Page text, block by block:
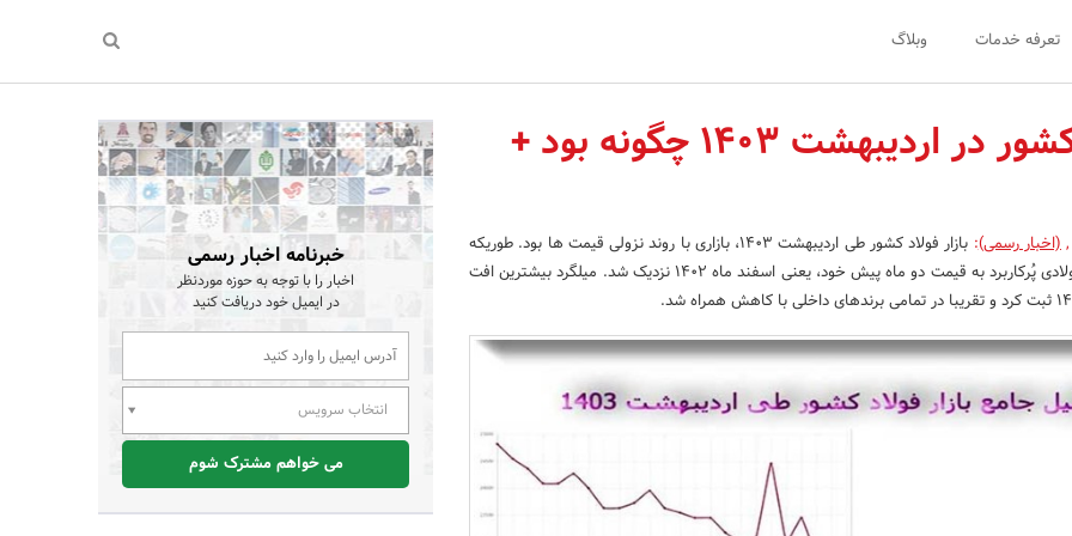
تعرفه خدمات وبلاگ
بازار فولاد کشور در اردیبهشت 1403 چگونه بود +
,(اخبار رسمی):
بازار فولاد کشور طی اردیبهشت 1403، بازاری با روند نزولی قیمت ها بود. طوریکه
قیمت بسیاری از مقاطع فولادی پُرکاربرد به قیمت دو ماه پیش خود، یعنی اسفند ماه 1402 نزدیک شد. میلگرد بیشترین افت
خبرنامه اخبار رسمی
اخبار را با توجه به حوزه موردنظر
در ایمیل خود دریافت کنید
انتخاب سرویس
می خواهم مشترک شوم